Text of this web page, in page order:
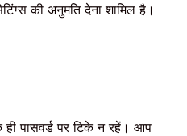
की अनुमति देना शामिल है।
ही पासवर्ड पर टिके न रहें। आप